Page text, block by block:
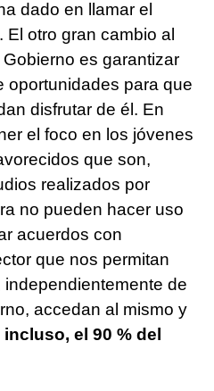
dado en llamar el
otro gran cambio al
es garantizar
oportunidades para que
disfrutar de él. En
el foco en los jóvenes
que son,
realizados por
no pueden hacer uso
acuerdos con
que nos permitan
de
accedan al mismo y
incluso, el 90 % del